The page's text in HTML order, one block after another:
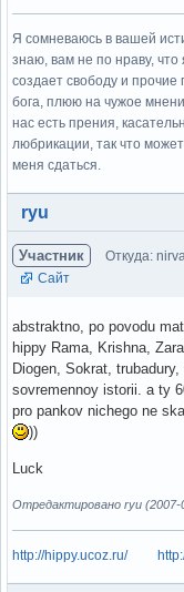
Я сомневаюсь в вашей
знаю, вам не по нраву,
создает свободу и прочие
бога, плюю на чужое
нас есть прения,
любрикации, так что
меня сдаться.
Вне форума
ryu
Участник Откуда:
Сайт
abstraktno, po povodu
hippy Rama, Krishna,
Diogen, Sokrat,
sovremennoy istorii. a ty
pro pankov nichego ne
))
Luck
Отредактировано ryu (2007-
http://hippy.ucoz.ru/